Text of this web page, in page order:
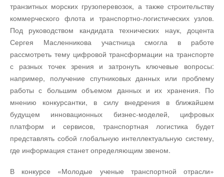
транзитных морских грузоперевозок, а также строительству
коммерческого флота и транспортно-логистических узлов.
Под руководством кандидата технических наук, доцента
Сергея Масленникова участница смогла в работе
рассмотреть тему цифровой трансформации на транспорте
с разных точек зрения и затронуть ключевые вопросы:
например, получение спутниковых данных или проблему
работы с большим объемом данных и их хранения. По
мнению конкурсантки, в силу внедрения в ближайшем
будущем инновационных бизнес-моделей, цифровых
платформ и сервисов, транспортная логистика будет
представлять собой глобальную интеллектуальную систему,
где информация станет определяющим звеном.
В конкурсе «Молодые ученые транспортной отрасли»